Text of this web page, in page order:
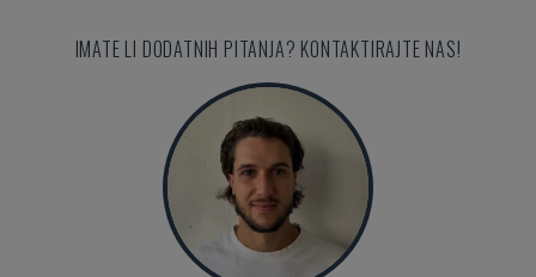
IMATE LI DODATNIH PITANJA? KONTAKTIRAJTE NAS!